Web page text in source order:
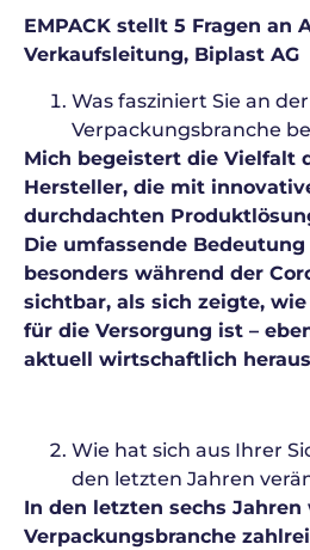
EMPACK stellt 5 Fragen an
Verkaufsleitung, Biplast AG
Was fasziniert Sie an der
Verpackungsbranche
Mich begeistert die Vielfalt
Hersteller, die mit
durchdachten
Die umfassende
besonders während der
sichtbar, als sich zeigte,
für die Versorgung ist –
aktuell wirtschaftlich
Wie hat sich aus Ihrer
den letzten Jahren
In den letzten sechs Jahren
Verpackungsbranche